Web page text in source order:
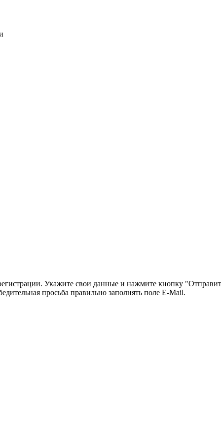
Укажите свои данные и нажмите кнопку
просьба правильно заполнять поле E-Mail.